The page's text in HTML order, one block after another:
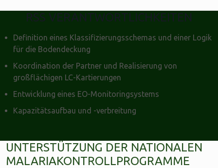
RSS VERANTWORTLICHKEITEN
Definition eines Klassifizierungsschemas und einer Logik
für die Bodendeckung
Koordination der Partner und Realisierung von
großflächigen LC-Kartierungen
Entwicklung eines EO-Monitoringsystems
Kapazitätsaufbau und -verbreitung
UNTERSTÜTZUNG DER NATIONALEN
MALARIAKONTROLLPROGRAMME